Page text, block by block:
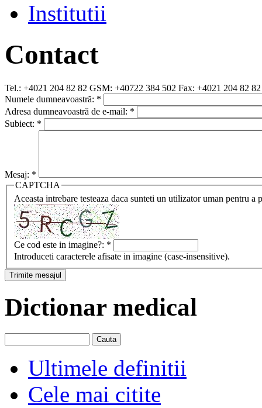
Institutii
Contact
Tel.: +4021 204 82 82 GSM: +40722 384 502 Fax: +4021 204 82
Numele dumneavoastră: *
Adresa dumneavoastră de e-mail: *
Subiect: *
Mesaj: *
CAPTCHA
Aceasta intrebare testeaza daca sunteti un utilizator uman pentru a
Ce cod este in imagine?: *
Introduceti caracterele afisate in imagine (case-insensitive).
Dictionar medical
Ultimele definitii
Cele mai citite